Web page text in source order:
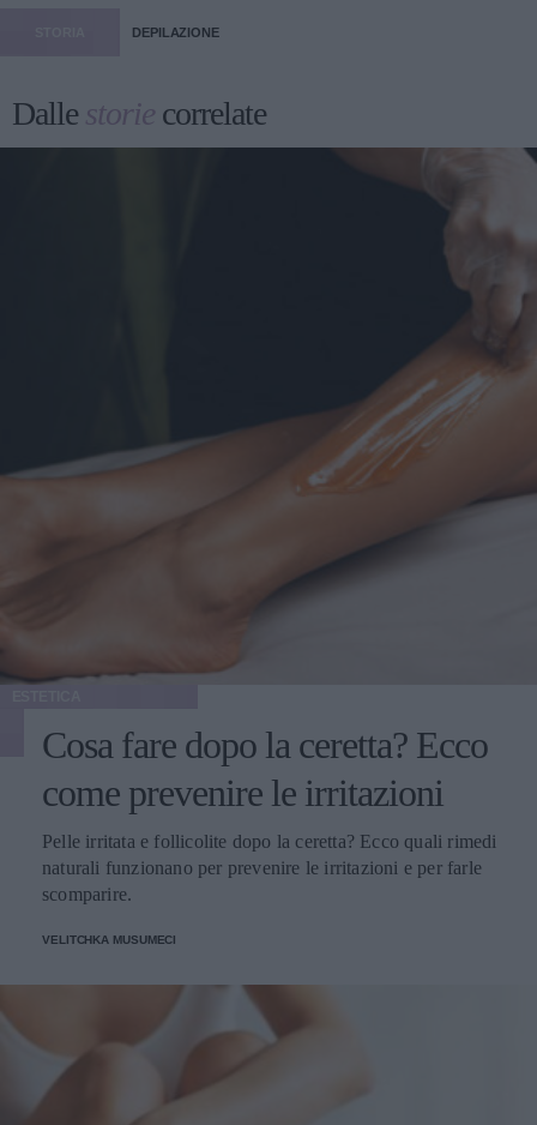
DEPILAZIONE
Dallestorie correlate
Cosa fare dopo la ceretta? Ecco
come prevenire le irritazioni
Pelle irritata e follicolite dopo la ceretta? Ecco quali rimedi
naturali funzionano per prevenire le irritazioni e per farle
scomparire.
VELITCHKA MUSUMECI